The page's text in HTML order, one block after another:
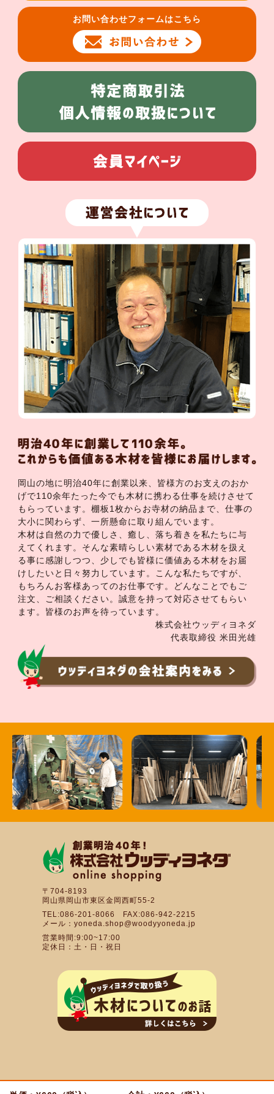
お問い合わせフォームはこちら
岡山の地に明治40年に創業以来、皆様方のお支えのおか
げで110余年たった今でも木材に携わる仕事を続けさせて
もらっています。棚板1枚からお寺材の納品まで、仕事の
大小に関わらず、一所懸命に取り組んでいます。
木材は自然の力で優しさ、癒し、落ち着きを私たちに与
えてくれます。そんな素晴らしい素材である木材を扱え
る事に感謝しつつ、少しでも皆様に価値ある木材をお届
けしたいと日々努力しています。こんな私たちですが、
もちろんお客様あってのお仕事です。どんなことでもご
注文、ご相談ください。誠意を持って対応させてもらい
ます。皆様のお声を待っています。
株式会社ウッディヨネダ
代表取締役 米田光雄
〒704-8193
岡山県岡山市東区金岡西町55-2
TEL:086-201-8066 FAX:086-942-2215
メール：yoneda.shop@woodyyoneda.jp
営業時間:9:00~17:00
定休日：土・日・祝日